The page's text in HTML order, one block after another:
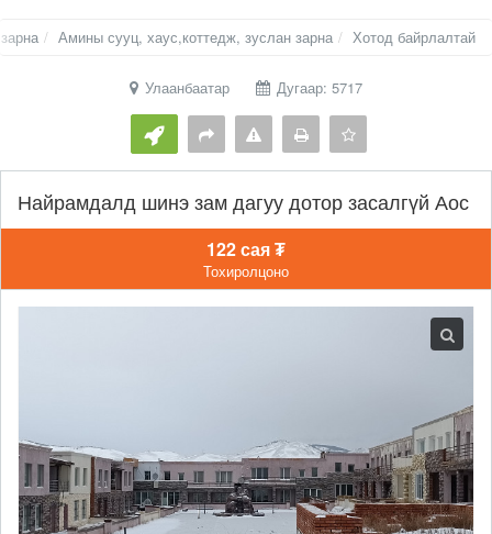
Амины сууц, хаус,коттедж, зуслан зарна Хотод байрлалтай
Улаанбаатар Дугаар: 5717
Найрамдалд шинэ зам дагуу дотор засалгүй Аос
122 сая ₮
Тохиролцоно